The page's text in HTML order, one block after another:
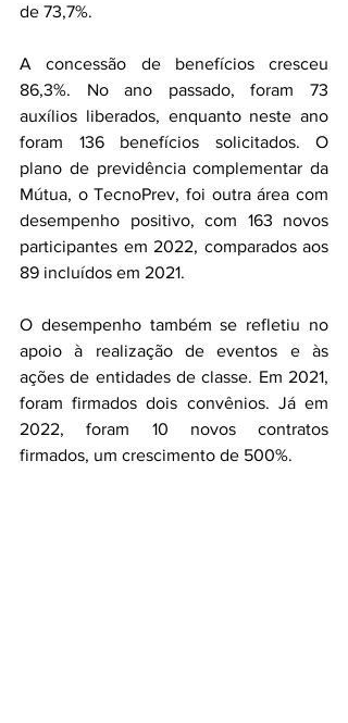
de 73,7%.
A concessão de benefícios cresceu
86,3%. No ano passado, foram 73
auxílios liberados, enquanto neste ano
foram 136 benefícios solicitados. O
plano de previdência complementar da
Mútua, o TecnoPrev, foi outra área com
desempenho positivo, com 163 novos
participantes em 2022, comparados aos
89 incluídos em 2021.
O desempenho também se refletiu no
apoio à realização de eventos e às
ações de entidades de classe. Em 2021,
foram firmados dois convênios. Já em
2022, foram 10 novos contratos
firmados, um crescimento de 500%.